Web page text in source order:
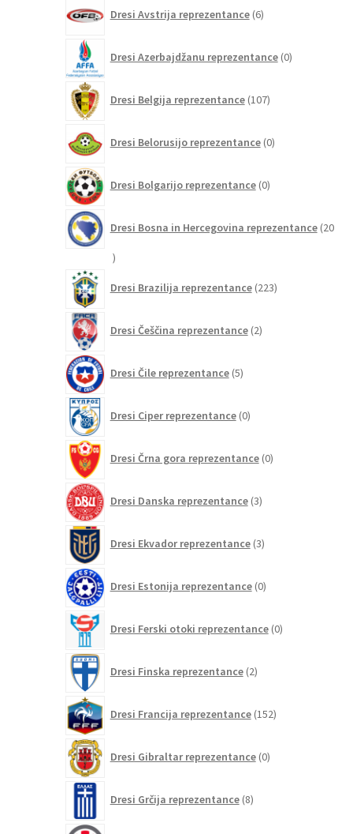
Dresi Avstrija reprezentance 6izdelkov
Dresi Azerbajdžanu reprezentance 0izdelkov
Dresi Belgija reprezentance 107izdelkov
Dresi Belorusijo reprezentance 0izdelkov
Dresi Bolgarijo reprezentance 0izdelkov
Dresi Bosna in Hercegovina reprezentance 20
20
Dresi Brazilija reprezentance 223izdelkov
Dresi Češčina reprezentance 2izdelka
Dresi Čile reprezentance 5izdelkov
Dresi Ciper reprezentance 0izdelkov
Dresi Črna gora reprezentance 0izdelkov
Dresi Danska reprezentance 3izdelki
Dresi Ekvador reprezentance 3izdelki
Dresi Estonija reprezentance 0izdelkov
Dresi Ferski otoki reprezentance 0izdelkov
Dresi Finska reprezentance 2izdelka
Dresi Francija reprezentance 152izdelkov
Dresi Gibraltar reprezentance 0izdelkov
Dresi Grčija reprezentance 8izdelkov